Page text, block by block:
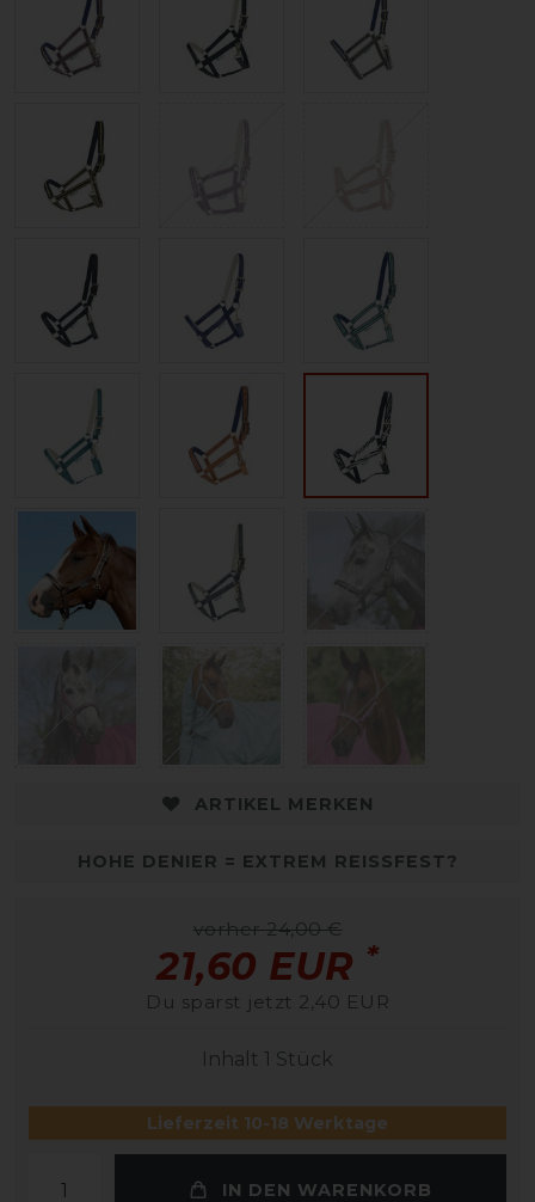
ARTIKEL MERKEN
HOHE DENIER = EXTREM REISSFEST?
vorher 24,00 €
21,60 EUR *
Du sparst jetzt 2,40 EUR
Inhalt 1 Stück
Lieferzeit 10-18 Werktage
IN DEN WARENKORB